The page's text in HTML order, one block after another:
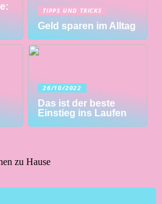
TIPPS UND TRICKS
Geld sparen im Alltag
26/10/2022
Das ist der beste
Einstieg ins Laufen
zu Hause